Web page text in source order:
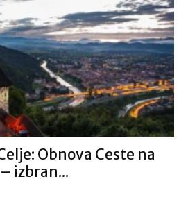
Obnova Ceste na
izbran...